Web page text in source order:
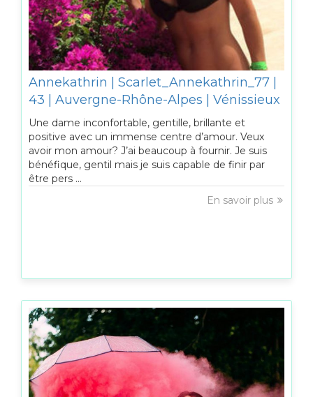
Annekathrin | Scarlet_Annekathrin_77 |
43 | Auvergne-Rhône-Alpes | Vénissieux
Une dame inconfortable, gentille, brillante et
positive avec un immense centre d’amour. Veux
avoir mon amour? J’ai beaucoup à fournir. Je suis
bénéfique, gentil mais je suis capable de finir par
être pers ...
En savoir plus